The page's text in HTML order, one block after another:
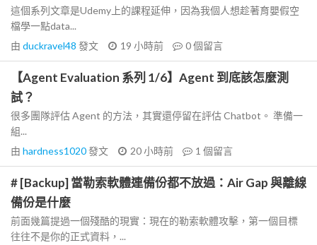
這個系列文章是Udemy上的課程延伸，因為我個人想趁著育嬰假空
檔學一點data...
由 duckravel48 發文 19 小時前 0個留言
【Agent Evaluation 系列 1/6】Agent 到底該怎麼測
試？
很多團隊評估 Agent 的方法，其實還停留在評估 Chatbot。 準備一
組...
由 hardness1020發文 20 小時前 1 個留言
# [Backup] 當勒索軟體連備份都不放過：Air Gap 與離線
備份是什麼
前面幾篇提過一個殘酷的現實：現在的勒索軟體攻擊，第一個目標
往往不是你的正式資料，...